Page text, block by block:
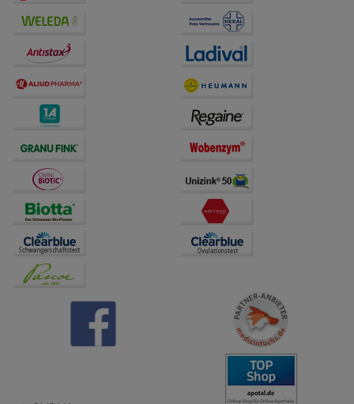
Hierüber lassen sich
Informationen über die Art und Weise der Nutzung
unserer Website sammeln, mit deren Hilfe wir unsere
Website weiter für Sie optimieren können, den Inhalt
auf unserer Website aber auch die Werbung auf
Drittseiten möglichst relevant für Sie zu gestalten.
Bitte beachten Sie, dass Daten hierfür teilweise an
übertragen werden.